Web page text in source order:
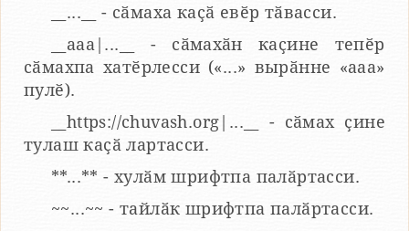
__...__ - сӑмаха каҫӑ евӗр тӑвасси.
__aaa|...__ - сӑмахӑн каҫине тепӗр
сӑмахпа хатӗрлесси («...» вырӑнне «ааа»
пулӗ).
__https://chuvash.org|...__ - сӑмах ҫине
тулаш каҫӑ лартасси.
**...** - хулӑм шрифтпа палӑртасси.
~~...~~ - тайлӑк шрифтпа палӑртасси.